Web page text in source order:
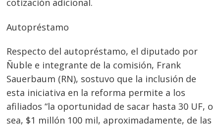
cotización adicional.
Autopréstamo
Respecto del autopréstamo, el diputado por
Ñuble e integrante de la comisión, Frank
Sauerbaum (RN), sostuvo que la inclusión de
esta iniciativa en la reforma permite a los
afiliados “la oportunidad de sacar hasta 30 UF, o
sea, $1 millón 100 mil, aproximadamente, de las